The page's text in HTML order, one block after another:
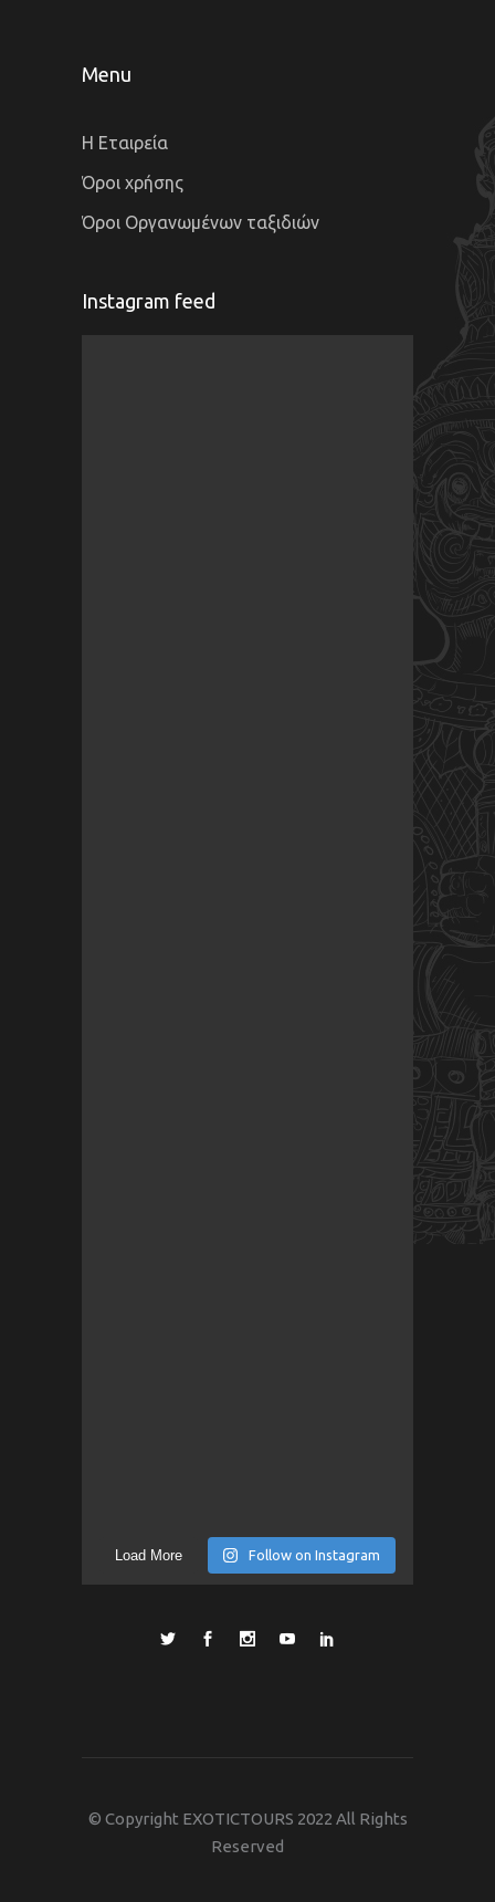
Menu
Η Εταιρεία
Όροι χρήσης
Όροι Οργανωμένων ταξιδιών
Instagram feed
Load More Follow on Instagram
© Copyright EXOTICTOURS 2022 All Rights
Reserved